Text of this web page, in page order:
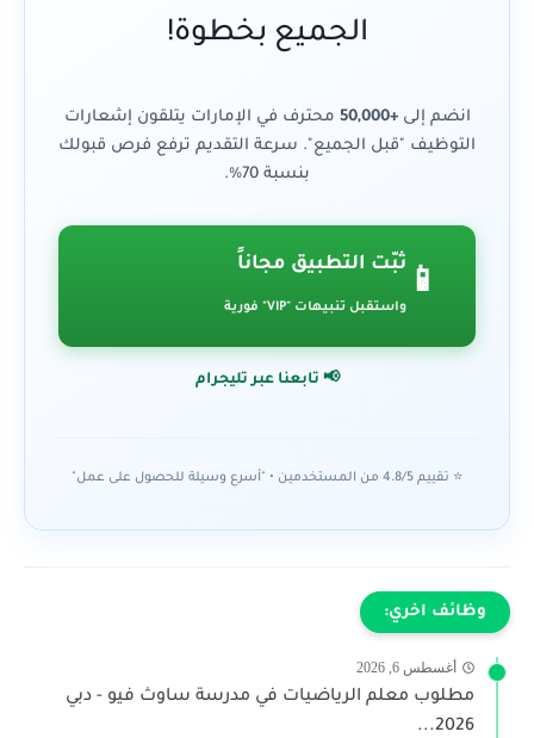
الجميع بخطوة!
انضم إلى+50,000
محترف في الإمارات يتلقون إشعارات
التوظيف "قبل الجميع". سرعة التقديم ترفع فرص قبولك
بنسبة 70%.
📱
ثبّت التطبيق مجاناً
واستقبل تنبيهات "VIP" فورية
📢 تابعنا عبر تليجرام
⭐ تقييم 4.8/5 من المستخدمين • "أسرع وسيلة للحصول على عمل"
وظائف اخري:
أغسطس 6, 2026
مطلوب معلم الرياضيات في مدرسة ساوث فيو - دبي
2026...